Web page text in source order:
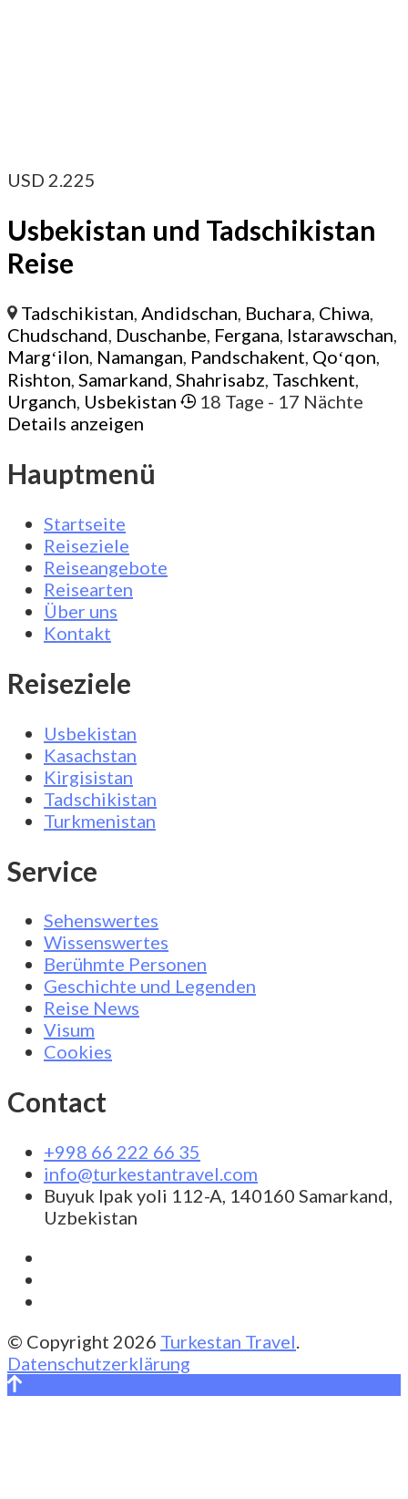
USD 2.225
Usbekistan und Tadschikistan
Reise
Tadschikistan,Andidschan, Buchara, Chiwa,
Chudschand, Duschanbe, Fergana, Istarawschan,
Margʻilon, Namangan, Pandschakent, Qoʻqon,
Rishton, Samarkand, Shahrisabz, Taschkent,
Urganch, Usbekistan 18 Tage - 17 Nächte
Details anzeigen
Hauptmenü
Startseite
Reiseziele
Reiseangebote
Reisearten
Über uns
Kontakt
Reiseziele
Usbekistan
Kasachstan
Kirgisistan
Tadschikistan
Turkmenistan
Service
Sehenswertes
Wissenswertes
Berühmte Personen
Geschichte und Legenden
Reise News
Visum
Cookies
Contact
+998 66 222 66 35
info@turkestantravel.com
Buyuk Ipak yoli 112-A, 140160 Samarkand,
Uzbekistan
© Copyright 2026 Turkestan Travel.
Datenschutzerklärung